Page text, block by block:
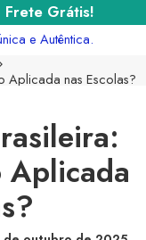
Grátis!
e Autêntica.
Aplicada nas Escolas?
Aplicada